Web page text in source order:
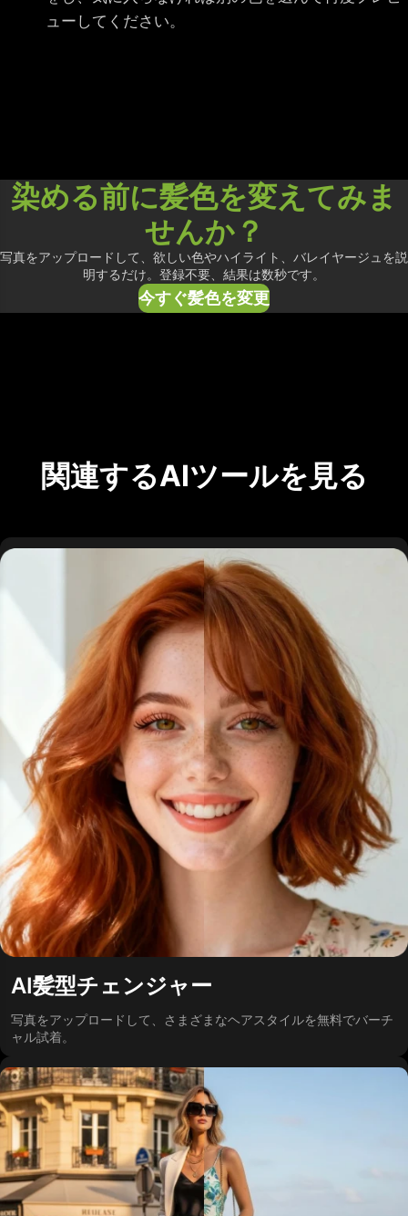
ューしてください。
染める前に髪色を変えてみま
せんか？
写真をアップロードして、欲しい色やハイライト、バレイヤージュを説
明するだけ。登録不要、結果は数秒です。
今すぐ髪色を変更
関連するAIツールを見る
AI髪型チェンジャー
写真をアップロードして、さまざまなヘアスタイルを無料でバーチ
ャル試着。